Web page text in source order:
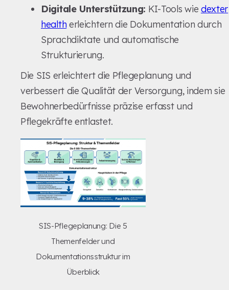
Digitale Unterstützung: KI-Tools wie dexter
health erleichtern die Dokumentation durch
Sprachdiktate und automatische
Strukturierung.
Die SIS erleichtert die Pflegeplanung und
verbessert die Qualität der Versorgung, indem sie
Bewohnerbedürfnisse präzise erfasst und
Pflegekräfte entlastet.
SIS-Pflegeplanung: Die 5
Themenfelder und
Dokumentationsstruktur im
Überblick